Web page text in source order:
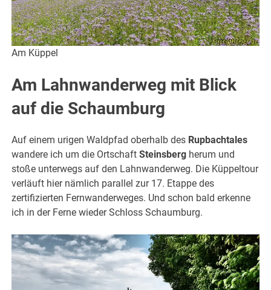
Am Küppel
Am Lahnwanderweg mit Blick
auf die Schaumburg
Auf einem urigen Waldpfad oberhalb des Rupbachtales
wandere ich um die OrtschaftSteinsberg herum und
stoße unterwegs auf den Lahnwanderweg. Die Küppeltour
verläuft hier nämlich parallel zur 17. Etappe des
zertifizierten Fernwanderweges. Und schon bald erkenne
ich in der Ferne wieder Schloss Schaumburg.